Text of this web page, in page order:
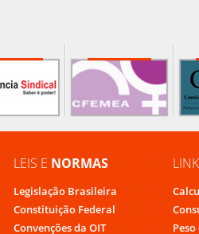
LEIS E NORMAS
Legislação Brasileira
Constituição Federal
Convenções da OIT